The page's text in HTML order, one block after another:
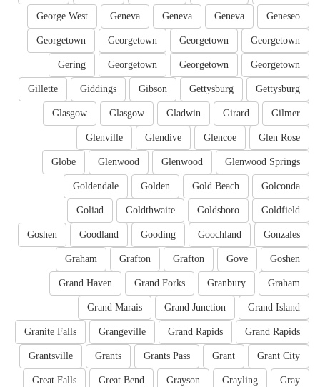
Geneseo
Geneva
Geneva
Geneva
George West
Georgetown
Georgetown
Georgetown
Georgetown
Georgetown
Georgetown
Georgetown
Gering
Gettysburg
Gettysburg
Gibson
Giddings
Gillette
Gilmer
Girard
Gladwin
Glasgow
Glasgow
Glen Rose
Glencoe
Glendive
Glenville
Glenwood Springs
Glenwood
Glenwood
Globe
Golconda
Gold Beach
Golden
Goldendale
Goldfield
Goldsboro
Goldthwaite
Goliad
Gonzales
Goochland
Gooding
Goodland
Goshen
Goshen
Gove
Grafton
Grafton
Graham
Graham
Granbury
Grand Forks
Grand Haven
Grand Island
Grand Junction
Grand Marais
Grand Rapids
Grand Rapids
Grangeville
Granite Falls
Grant City
Grant
Grants Pass
Grants
Grantsville
Gray
Grayling
Grayson
Great Bend
Great Falls